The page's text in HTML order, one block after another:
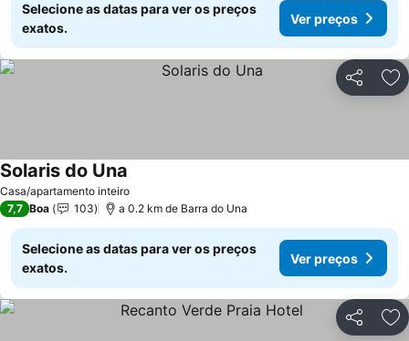
Selecione as datas para ver os preços
exatos.
Ver preços
Partilhar
Casa/apartamento inteiro
Solaris do Una
7,7 Boa 103 a 0.2 km de Barra do Una
Selecione as datas para ver os preços
exatos.
Ver preços
Partilhar